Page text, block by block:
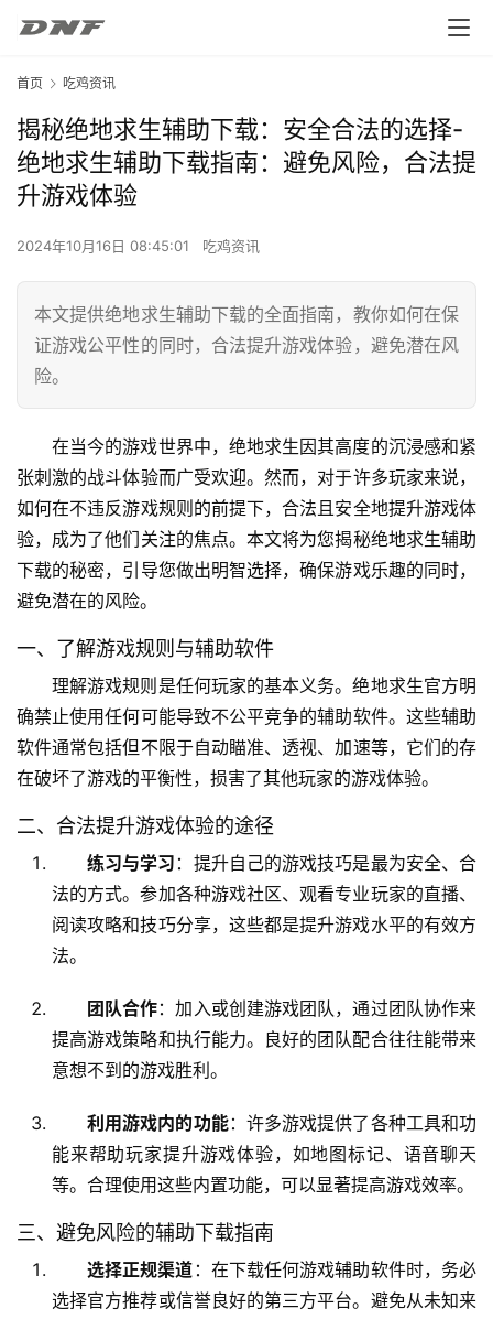
首页 吃鸡资讯
揭秘绝地求生辅助下载：安全合法的选择-
绝地求生辅助下载指南：避免风险，合法提
升游戏体验
2024年10月16日 08:45:01 吃鸡资讯
本文提供绝地求生辅助下载的全面指南，教你如何在保
证游戏公平性的同时，合法提升游戏体验，避免潜在风
险。
在当今的游戏世界中，绝地求生因其高度的沉浸感和紧
张刺激的战斗体验而广受欢迎。然而，对于许多玩家来说，
如何在不违反游戏规则的前提下，合法且安全地提升游戏体
验，成为了他们关注的焦点。本文将为您揭秘绝地求生辅助
下载的秘密，引导您做出明智选择，确保游戏乐趣的同时，
避免潜在的风险。
一、了解游戏规则与辅助软件
理解游戏规则是任何玩家的基本义务。绝地求生官方明
确禁止使用任何可能导致不公平竞争的辅助软件。这些辅助
软件通常包括但不限于自动瞄准、透视、加速等，它们的存
在破坏了游戏的平衡性，损害了其他玩家的游戏体验。
二、合法提升游戏体验的途径
练习与学习 ：提升自己的游戏技巧是最为安全、合
法的方式。参加各种游戏社区、观看专业玩家的直播、
阅读攻略和技巧分享，这些都是提升游戏水平的有效方
法。
团队合作：加入或创建游戏团队，通过团队协作来
提高游戏策略和执行能力。良好的团队配合往往能带来
意想不到的游戏胜利。
利用游戏内的功能：许多游戏提供了各种工具和功
能来帮助玩家提升游戏体验，如地图标记、语音聊天
等。合理使用这些内置功能，可以显著提高游戏效率。
三、避免风险的辅助下载指南
选择正规渠道 ：在下载任何游戏辅助软件时，务必
选择官方推荐或信誉良好的第三方平台。避免从未知来